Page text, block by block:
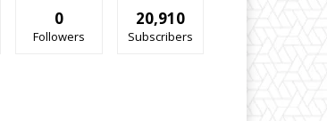
0
Followers
20,910
Subscribers